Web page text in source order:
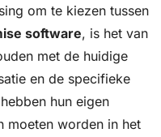
om te kiezen tussen
software, is het van
met de huidige
en de specifieke
hun eigen
moeten worden in het